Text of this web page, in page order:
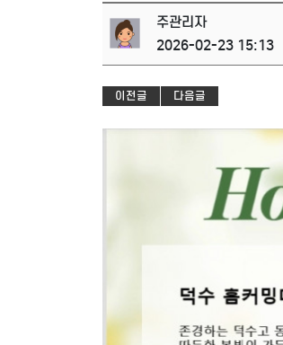
주관리자
2026-02-23 15:13
이전글 다음글